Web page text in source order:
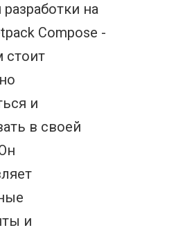
на
Compose -
стоит
и
в своей
и